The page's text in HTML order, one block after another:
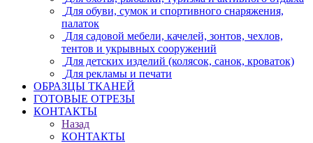
Для обуви, сумок и спортивного снаряжения,
палаток
Для садовой мебели, качелей, зонтов, чехлов,
тентов и укрывных сооружений
Для детских изделий (колясок, санок, кроваток)
Для рекламы и печати
ОБРАЗЦЫ ТКАНЕЙ
ГОТОВЫЕ ОТРЕЗЫ
КОНТАКТЫ
Назад
КОНТАКТЫ